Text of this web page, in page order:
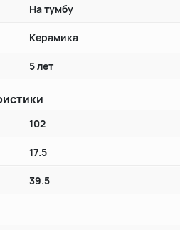
На тумбу
Керамика
5 лет
102
17.5
39.5